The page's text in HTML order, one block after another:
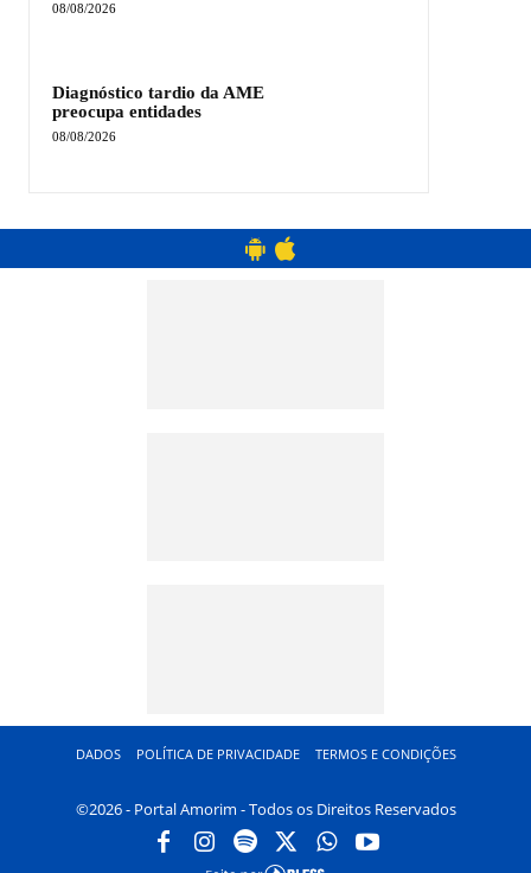
08/08/2026
Diagnóstico tardio da AME
preocupa entidades
08/08/2026
DADOS POLÍTICA DE PRIVACIDADE TERMOS E CONDIÇÕES
©2026 - Portal Amorim - Todos os Direitos Reservados